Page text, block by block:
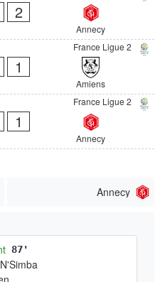
2
Annecy
France Ligue 2
1
Amiens
France Ligue 2
1
Annecy
Annecy
87'